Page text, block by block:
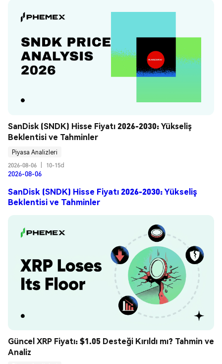
SanDisk (SNDK) Hisse Fiyatı 2026-2030: Yükseliş
Beklentisi ve Tahminler
Piyasa Analizleri
2026-08-06
10-15d
2026-08-06
SanDisk (SNDK) Hisse Fiyatı 2026-2030: Yükseliş
Beklentisi ve Tahminler
Güncel XRP Fiyatı: $1.05 Desteği Kırıldı mı? Tahmin ve
Analiz